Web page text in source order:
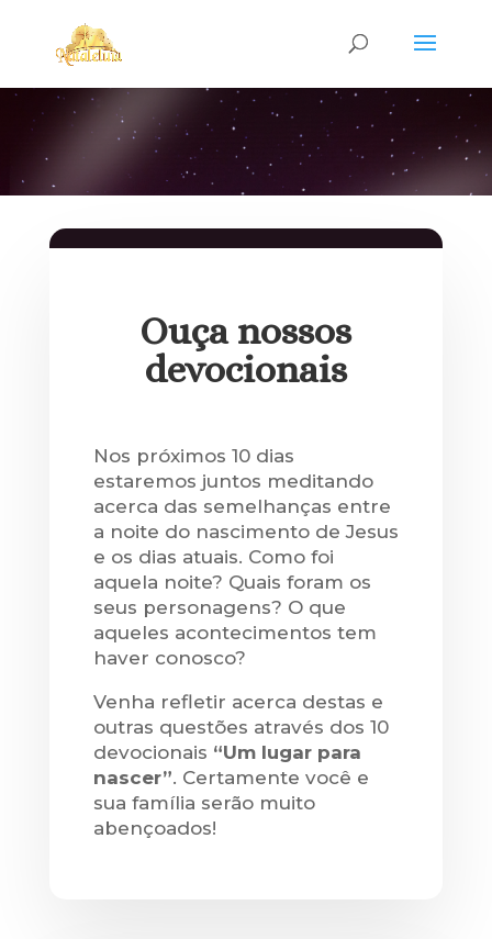
Ouça nossos
devocionais
Nos próximos 10 dias
estaremos juntos meditando
acerca das semelhanças entre
a noite do nascimento de Jesus
e os dias atuais. Como foi
aquela noite? Quais foram os
seus personagens? O que
aqueles acontecimentos tem
haver conosco?
Venha refletir acerca destas e
outras questões através dos 10
devocionais “Um lugar para
nascer”. Certamente você e
sua família serão muito
abençoados!